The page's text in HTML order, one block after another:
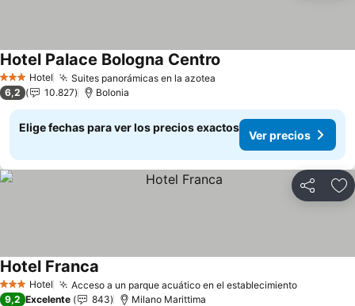
3 Estrellas
Hotel Suites panorámicas en la azotea
Hotel Palace Bologna Centro
6,2 10.827 Bolonia
Elige fechas para ver los precios exactos
Ver precios
Compartir
3 Estrellas
Hotel Acceso a un parque acuático en el establecimientoVer
Hotel Franca
9,2 Excelente 843 Milano Marittima